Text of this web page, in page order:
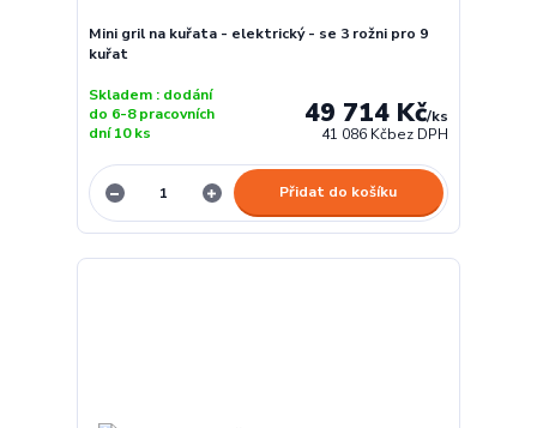
Mini gril na kuřata - elektrický - se 3 rožni pro 9
kuřat
49 714 Kč/ks
41 086 Kčbez DPH
Skladem : dodání
do 6-8 pracovních
dní 10 ks
Přidat do košíku